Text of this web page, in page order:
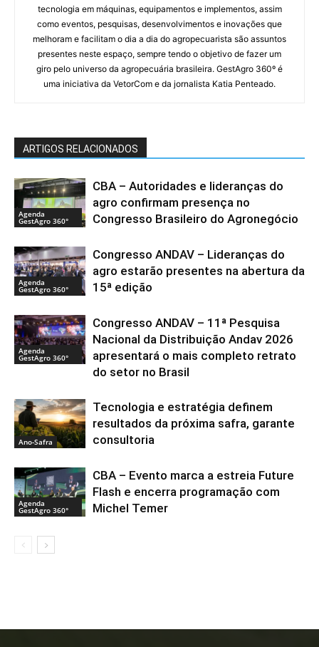
tecnologia em máquinas, equipamentos e implementos, assim
como eventos, pesquisas, desenvolvimentos e inovações que
melhoram e facilitam o dia a dia do agropecuarista são assuntos
presentes neste espaço, sempre tendo o objetivo de fazer um
giro pelo universo da agropecuária brasileira. GestAgro 360º é
uma iniciativa da VetorCom e da jornalista Katia Penteado.
ARTIGOS RELACIONADOS
Agenda
GestAgro 360°
CBA – Autoridades e lideranças do
agro confirmam presença no
Congresso Brasileiro do Agronegócio
Agenda
GestAgro 360°
Congresso ANDAV – Lideranças do
agro estarão presentes na abertura da
15ª edição
Agenda
GestAgro 360°
Congresso ANDAV – 11ª Pesquisa
Nacional da Distribuição Andav 2026
apresentará o mais completo retrato
do setor no Brasil
Ano-Safra
Tecnologia e estratégia definem
resultados da próxima safra, garante
consultoria
Agenda
GestAgro 360°
CBA – Evento marca a estreia Future
Flash e encerra programação com
Michel Temer